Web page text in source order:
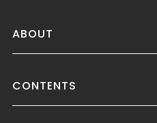
ABOUT
CONTENTS